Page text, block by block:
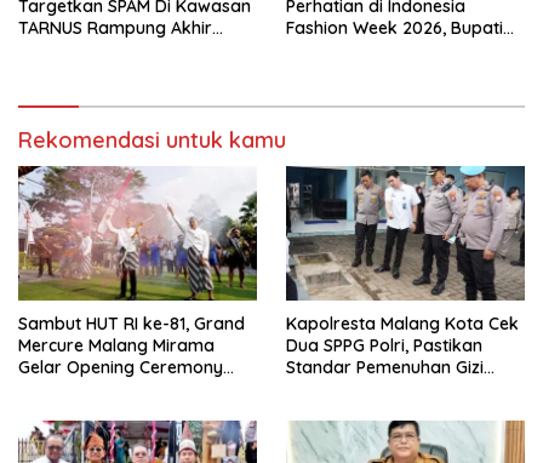
Targetkan SPAM Di Kawasan
TARNUS Rampung Akhir
Perhatian di Indonesia
Fashion Week 2026, Bupati
Rekomendasi untuk kamu
Sambut HUT RI ke-81, Grand
Mercure Malang Mirama
Gelar Opening Ceremony
Kapolresta Malang Kota Cek
Dua SPPG Polri, Pastikan
Standar Pemenuhan Gizi